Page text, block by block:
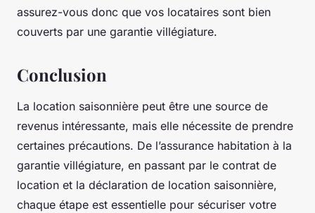
assurez-vous donc que vos locataires sont bien
couverts par une garantie villégiature.
Conclusion
La location saisonnière peut être une source de
revenus intéressante, mais elle nécessite de prendre
certaines précautions. De l’assurance habitation à la
garantie villégiature, en passant par le contrat de
location et la déclaration de location saisonnière,
chaque étape est essentielle pour sécuriser votre